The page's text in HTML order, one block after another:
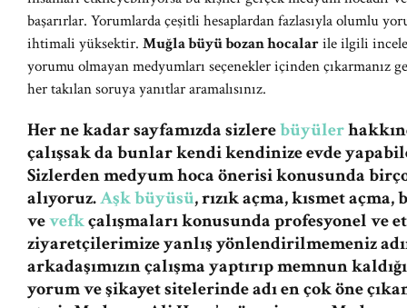
başarırlar. Yorumlarda çeşitli hesaplardan fazlasıyla olumlu
ihtimali yüksektir. Muğla büyü bozan hocalarile ilgili
yorumu olmayan medyumları seçenekler içinden çıkarmanız
her takılan soruya yanıtlar aramalısınız.
Her ne kadar sayfamızda sizlerebüyüler
çalışsak da bunlar kendi kendinize evde
Sizlerden medyum hoca önerisi konusunda
alıyoruz.Aşk büyüsü, rızık açma, kısmet açma,
vevefkçalışmaları konusunda profesyonel ve
ziyaretçilerimize yanlış yönlendirilmemeniz
arkadaşımızın çalışma yaptırıp memnun
yorum ve şikayet sitelerinde adı en çok öne